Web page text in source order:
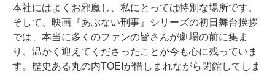
本社にはよくお邪魔し、私にとっては特別な場所です。
そして、映画『あぶない刑事』シリーズの初日舞台挨拶
では、本当に多くのファンの皆さんが劇場の前に集ま
り、温かく迎えてくださったことが今も心に残っていま
す。歴史ある丸の内TOEIが惜しまれながら閉館してしま